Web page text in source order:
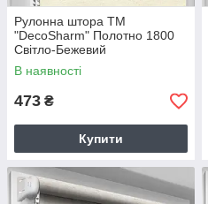
Рулонна штора TM
"DecoSharm" Полотно 1800
Світло-Бежевий
В наявності
473 ₴
Купити